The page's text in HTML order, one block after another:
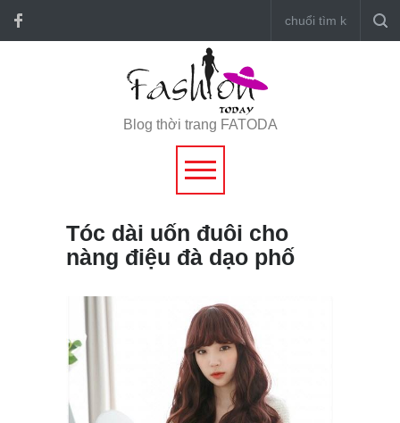
Blog thời trang FATODA
Tóc dài uốn đuôi cho
nàng điệu đà dạo phố